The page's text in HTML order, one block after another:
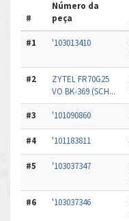
#
Número da
peça
#1 '103013410
#2
ZYTEL FR70G25
VO BK-369 (SCH...
#3 '101090860
#4 '101183811
#5 '103037347
#6 '103037346